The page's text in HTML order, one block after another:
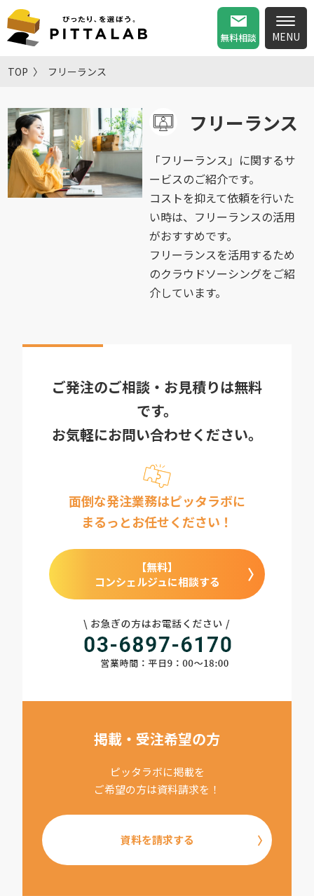
無料相談
TOP フリーランス
フリーランス
「フリーランス」に関するサ
ービスのご紹介です。
コストを抑えて依頼を行いた
い時は、フリーランスの活用
がおすすめです。
フリーランスを活用するため
のクラウドソーシングをご紹
介しています。
ご発注のご相談・お見積りは無料
です。
お気軽にお問い合わせください。
面倒な発注業務はピッタラボに
まるっとお任せください！
【無料】
コンシェルジュに相談する
掲載・受注希望の方
ピッタラボに掲載を
ご希望の方は資料請求を！
資料を請求する